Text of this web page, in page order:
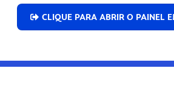
CLIQUE PARA ABRIR O PAINEL